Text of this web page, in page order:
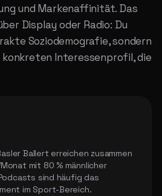
und Markenaffinität. Das
Display oder Radio: Du
Soziodemografie, sondern
konkreten Interessenprofil, die
Ballert erreichen zusammen
mit 80 % männlicher
sind häufig das
im Sport-Bereich.